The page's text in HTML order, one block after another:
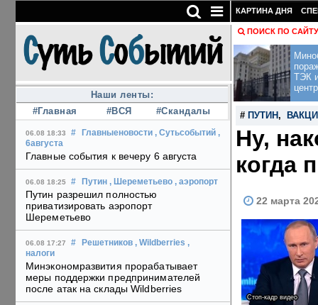
Наши ленты:
#Главная
#ВСЯ #Скандалы
06.08 18:33 # Главныеновости , Сутьсобытий ,
6августа
Главные события к вечеру 6 августа
06.08 18:25 # Путин , Шереметьево , аэропорт
Путин разрешил полностью
приватизировать аэропорт
Шереметьево
06.08 17:27 # Решетников , Wildberries ,
налоги
Минэкономразвития прорабатывает
меры поддержки предпринимателей
после атак на склады Wildberries
КАРТИНА ДНЯ
ПОИСК ПО САЙТУ
ТЭК
# ПУТИН ,
Ну,
когда
22 марта
Стоп-кадр видео